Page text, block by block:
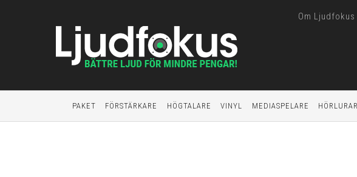
Om Ljudfokus
PAKET FÖRSTÄRKARE HÖGTALARE VINYL MEDIASPELARE HÖRLURAR